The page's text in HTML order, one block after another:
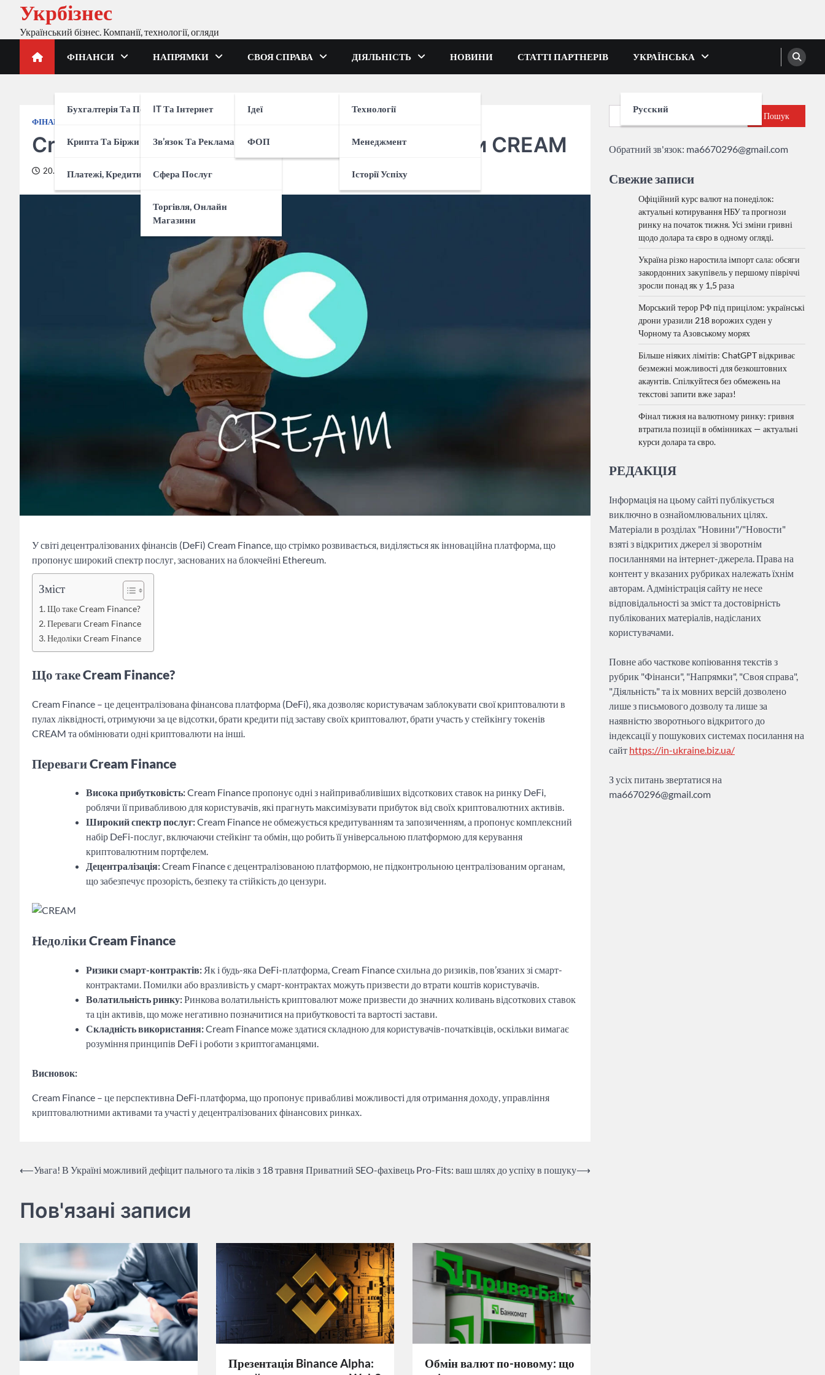
Перейти
вмісту
Укрбізнес
Український бізнес. Компанії, технології, огляди
ФІНАНСИ
Бухгалтерія Та Податки
Крипта Та Біржи
Платежі, Кредити, Банки
НАПРЯМКИ
IT Та Інтернет
Зв’язок Та Реклама
Сфера Послуг
Торгівля, Онлайн
Магазини
СВОЯ СПРАВА
Ідеї
ФОП
ДІЯЛЬНІСТЬ
Технології
Менеджмент
Історії Успіху
НОВИНИ СТАТТІ ПАРТНЕРІВ УКРАЇНСЬКА
Русский
ФІНАНСИ
Cream Finance: Повний огляд криптовалюти CREAM
20.05.2024
У світі децентралізованих фінансів (DeFi) Cream Finance, що стрімко розвивається, виділяється як інноваційна платформа, що
пропонує широкий спектр послуг, заснованих на блокчейні Ethereum.
Зміст
Що таке Cream Finance?
Переваги Cream Finance
Недоліки Cream Finance
Що таке Cream Finance?
Cream Finance – це децентралізована фінансова платформа (DeFi), яка дозволяє користувачам заблокувати свої криптовалюти в
пулах ліквідності, отримуючи за це відсотки, брати кредити під заставу своїх криптовалют, брати участь у стейкінгу токенів
CREAM та обмінювати одні криптовалюти на інші.
Переваги Cream Finance
Висока прибутковість:Cream Finance пропонує одні з найпривабливіших відсоткових ставок на ринку DeFi,
роблячи її привабливою для користувачів, які прагнуть максимізувати прибуток від своїх криптовалютних активів.
Широкий спектр послуг:Cream Finance не обмежується кредитуванням та запозиченням, а пропонує комплексний
набір DeFi-послуг, включаючи стейкінг та обмін, що робить її універсальною платформою для керування
криптовалютним портфелем.
Децентралізація:Cream Finance є децентралізованою платформою, не підконтрольною централізованим органам,
що забезпечує прозорість, безпеку та стійкість до цензури.
Недоліки Cream Finance
Ризики смарт-контрактів: Як і будь-яка DeFi-платформа, Cream Finance схильна до ризиків, пов’язаних зі смарт-
контрактами. Помилки або вразливість у смарт-контрактах можуть призвести до втрати коштів користувачів.
Волатильність ринку:Ринкова волатильність криптовалют може призвести до значних коливань відсоткових ставок
та цін активів, що може негативно позначитися на прибутковості та вартості застави.
Складність використання:Cream Finance може здатися складною для користувачів-початківців, оскільки вимагає
розуміння принципів DeFi і роботи з криптогаманцями.
Висновок:
Cream Finance – це перспективна DeFi-платформа, що пропонує привабливі можливості для отримання доходу, управління
криптовалютними активами та участі у децентралізованих фінансових ринках.
Навігація
⟵Увага! В Україні можливий дефіцит пального та ліків з 18 травня Приватний SEO-фахівець Pro-Fits: ваш шлях до успіху в пошуку⟶
Пов'язані записи
Презентація Binance Alpha:
Обмін валют по-новому: що
Пошук
Обратний зв'язок: ma6670296@gmail.com
Свежие записи
Офіційний курс валют на понеділок:
актуальні котирування НБУ та прогнози
ринку на початок тижня. Усі зміни гривні
щодо долара та євро в одному огляді.
Україна різко наростила імпорт сала: обсяги
закордонних закупівель у першому півріччі
зросли понад як у 1,5 раза
Морський терор РФ під прицілом: українські
дрони уразили 218 ворожих суден у
Чорному та Азовському морях
Більше ніяких лімітів: ChatGPT відкриває
безмежні можливості для безкоштовних
акаунтів. Спілкуйтеся без обмежень на
текстові запити вже зараз!
Фінал тижня на валютному ринку: гривня
втратила позиції в обмінниках — актуальні
курси долара та євро.
РЕДАКЦІЯ
Інформація на цьому сайті публікується
виключно в ознайомлювальних цілях.
Матеріали в розділах "Новини"/"Новости"
взяті з відкритих джерел зі зворотнім
посиланнями на інтернет-джерела. Права на
контент у вказаних рубриках належать їхнім
авторам. Адміністрація сайту не несе
відповідальності за зміст та достовірність
публікованих матеріалів, надісланих
користувачами.
Повне або часткове копіювання текстів з
рубрик "Фінанси", "Напрямки", "Своя справа",
"Діяльність" та іх мовних версій дозволено
лише з письмового дозволу та лише за
наявністю зворотнього відкритого до
індексації у пошукових системах посилання на
сайт https://in-ukraine.biz.ua/
З усіх питань звертатися на
ma6670296@gmail.com